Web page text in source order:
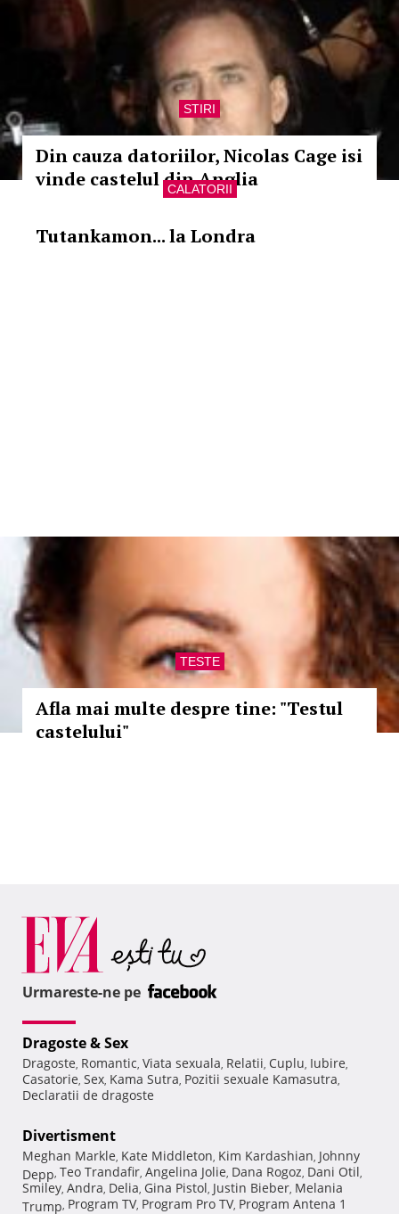
STIRI
Din cauza datoriilor, Nicolas Cage isi
vinde castelul din Anglia
CALATORII
Tutankamon... la Londra
TESTE
Afla mai multe despre tine: "Testul
castelului"
Urmareste-ne pe
Dragoste & Sex
Dragoste, Romantic, Viata sexuala, Relatii, Cuplu, Iubire,
Casatorie, Sex, Kama Sutra, Pozitii sexuale Kamasutra,
Declaratii de dragoste
Divertisment
Meghan Markle, Kate Middleton, Kim Kardashian, Johnny
Depp, Teo Trandafir, Angelina Jolie, Dana Rogoz, Dani Otil,
Smiley, Andra, Delia, Gina Pistol, Justin Bieber, Melania
Trump, Program TV, Program Pro TV, Program Antena 1